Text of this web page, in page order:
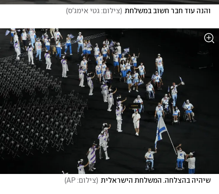
והנה עוד חבר חשוב במשלחת (צילום: גטי אימג'ס)
שיהיה בהצלחה. המשלחת הישראלית (צילום: AP )